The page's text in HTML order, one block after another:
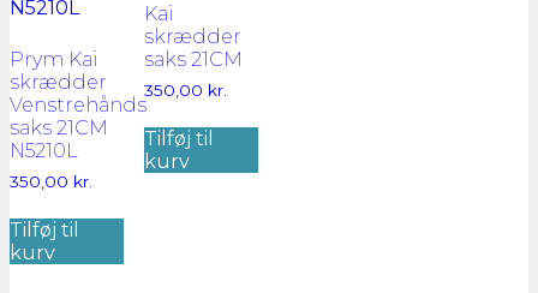
Prym Kai
skrædder
Venstrehånds
saks 21CM
N5210L
350,00 kr.
Tilføj til
kurv
Kai
skrædder
saks 21CM
350,00 kr.
Tilføj til
kurv